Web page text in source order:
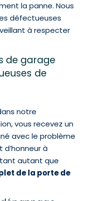
la panne. Nous
défectueuses
à respecter
de garage
de
notre
vous recevez un
avec le problème
à
autant que
de la porte de